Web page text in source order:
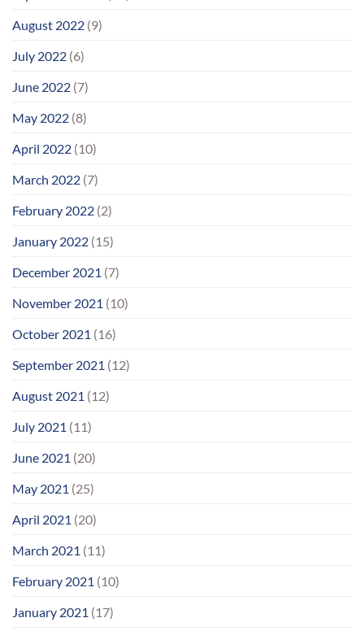
August 2022 (9)
July 2022 (6)
June 2022 (7)
May 2022 (8)
April 2022 (10)
March 2022 (7)
February 2022 (2)
January 2022 (15)
December 2021 (7)
November 2021 (10)
October 2021 (16)
September 2021 (12)
August 2021 (12)
July 2021 (11)
June 2021 (20)
May 2021 (25)
April 2021 (20)
March 2021 (11)
February 2021 (10)
January 2021 (17)